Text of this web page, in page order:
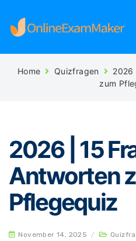
Home Quizfragen
2026
zum
2026 | 15
Antworten
Pflegequiz
November 14, 2025 /